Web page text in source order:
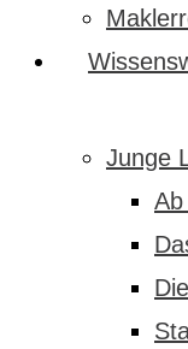
Junge
Ab